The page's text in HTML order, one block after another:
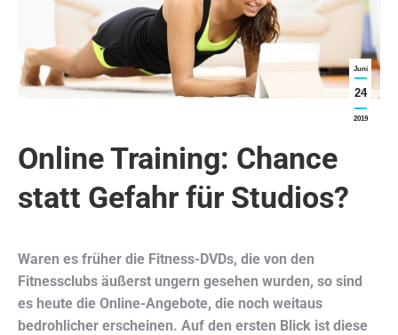
Juni
24
2019
Online Training: Chance
statt Gefahr für Studios?
Waren es früher die Fitness-DVDs, die von den
Fitnessclubs äußerst ungern gesehen wurden, so sind
es heute die Online-Angebote, die noch weitaus
bedrohlicher erscheinen. Auf den ersten Blick ist diese